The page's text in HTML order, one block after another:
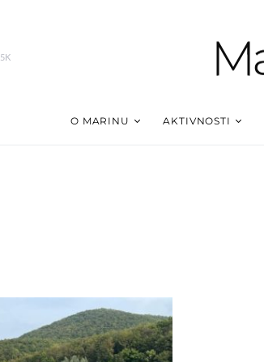
5K
O MARINU AKTIVNOSTI